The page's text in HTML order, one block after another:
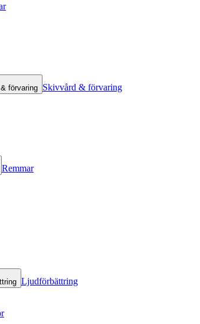
förvaring Skivvård & förvaring
Remmar
Ljudförbättring